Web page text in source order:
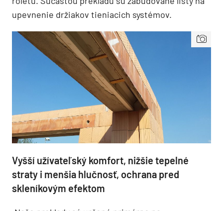
upevnenie držiakov tieniacich systémov.
Vyšší užívateľský komfort, nižšie tepelné
straty i menšia hlučnosť, ochrana pred
skleníkovým efektom